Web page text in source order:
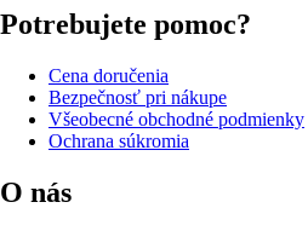
Potrebujete pomoc?
Cena doručenia
Bezpečnosť pri nákupe
Všeobecné obchodné podmienky
Ochrana súkromia
O nás